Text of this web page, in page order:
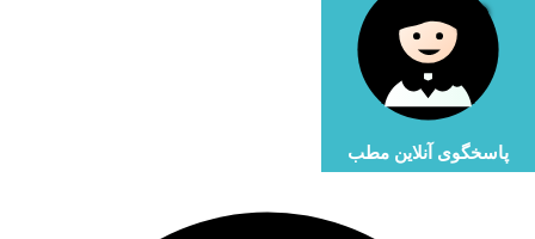
پاسخگوی آنلاین مطب